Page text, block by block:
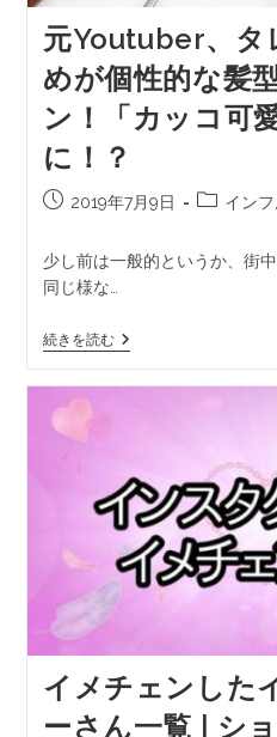
元Youtuber、タ
めが個性的な髪
ン！「カッコ可
に！？
2019年7月9日 イン
少し前は一般的というか、街
同じ様な…
続きを読む
イメチェンした
ーさん一覧 | シ